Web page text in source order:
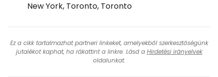
New York, Toronto, Toronto
Ez a cikk tartalmazhat partneri linkeket, amelyekből szerkesztőségünk
jutalékot kaphat, ha rákattint a linkre. Lásd a Hirdetési irányelvek
oldalunkat.